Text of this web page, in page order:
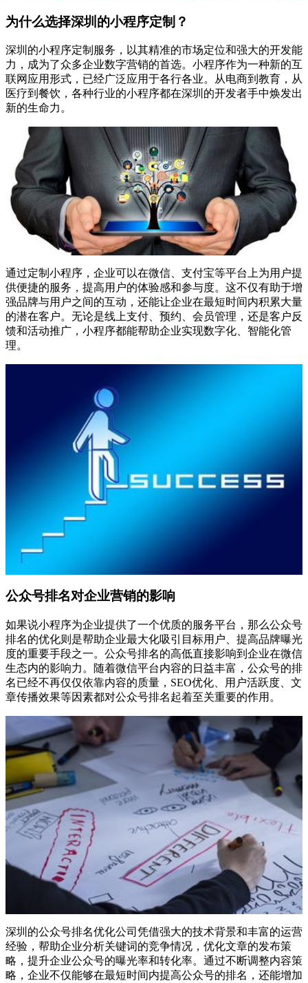
为什么选择深圳的小程序定制？
深圳的小程序定制服务，以其精准的市场定位和强大的开发能
力，成为了众多企业数字营销的首选。小程序作为一种新的互
联网应用形式，已经广泛应用于各行各业。从电商到教育，从
医疗到餐饮，各种行业的小程序都在深圳的开发者手中焕发出
新的生命力。
通过定制小程序，企业可以在微信、支付宝等平台上为用户提
供便捷的服务，提高用户的体验感和参与度。这不仅有助于增
强品牌与用户之间的互动，还能让企业在最短时间内积累大量
的潜在客户。无论是线上支付、预约、会员管理，还是客户反
馈和活动推广，小程序都能帮助企业实现数字化、智能化管
理。
公众号排名对企业营销的影响
如果说小程序为企业提供了一个优质的服务平台，那么公众号
排名的优化则是帮助企业最大化吸引目标用户、提高品牌曝光
度的重要手段之一。公众号排名的高低直接影响到企业在微信
生态内的影响力。随着微信平台内容的日益丰富，公众号的排
名已经不再仅仅依靠内容的质量，SEO优化、用户活跃度、文
章传播效果等因素都对公众号排名起着至关重要的作用。
深圳的公众号排名优化公司凭借强大的技术背景和丰富的运营
经验，帮助企业分析关键词的竞争情况，优化文章的发布策
略，提升企业公众号的曝光率和转化率。通过不断调整内容策
略，企业不仅能够在最短时间内提高公众号的排名，还能增加